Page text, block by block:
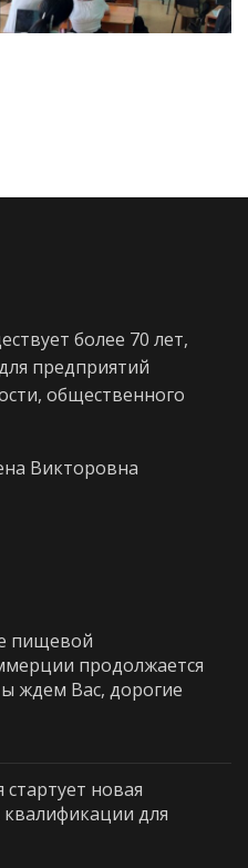
более 70 лет,
предприятий
общественного
Викторовна
пищевой
продолжается
ждем Вас, дорогие
стартует новая
для